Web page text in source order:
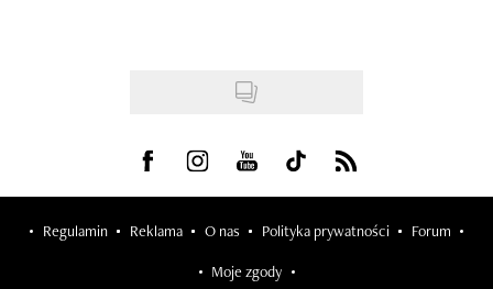
Visit us on Facebook
Visit us on Instagram
Visit us on Youtube
Visit us on Tiktok
Visit us on Rss
Regulamin Reklama O nas Polityka prywatności Forum
Moje zgody